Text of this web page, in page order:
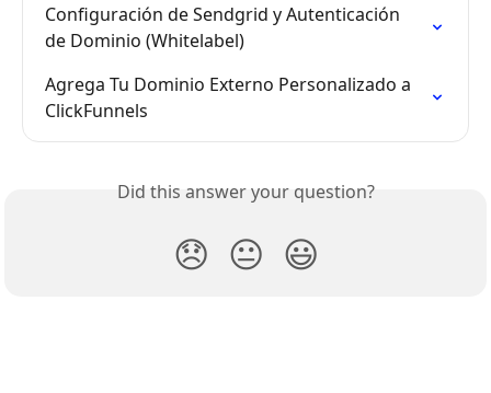
Configuración de Sendgrid y Autenticación
de Dominio (Whitelabel)
Agrega Tu Dominio Externo Personalizado a
ClickFunnels
Did this answer your question?
😞 😐 😃